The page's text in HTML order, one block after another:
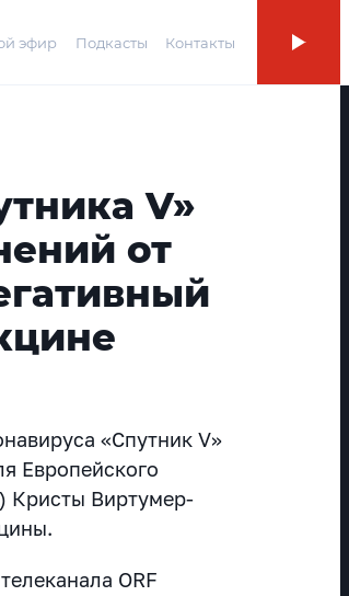
эфир Подкасты Контакты
V»
от
«Спутник V»
Европейского
Кристы Виртумер-
ORF